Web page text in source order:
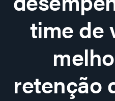
time de
retenção